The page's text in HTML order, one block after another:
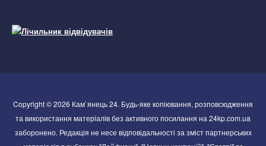
Copyright © 2026 Кам`янець 24. Будь-яке копіювання, розповсюдження
та використання матеріалів без активного посилання на 24kp.com.ua
заборонено. Редакція не несе відповідальності за зміст партнерських